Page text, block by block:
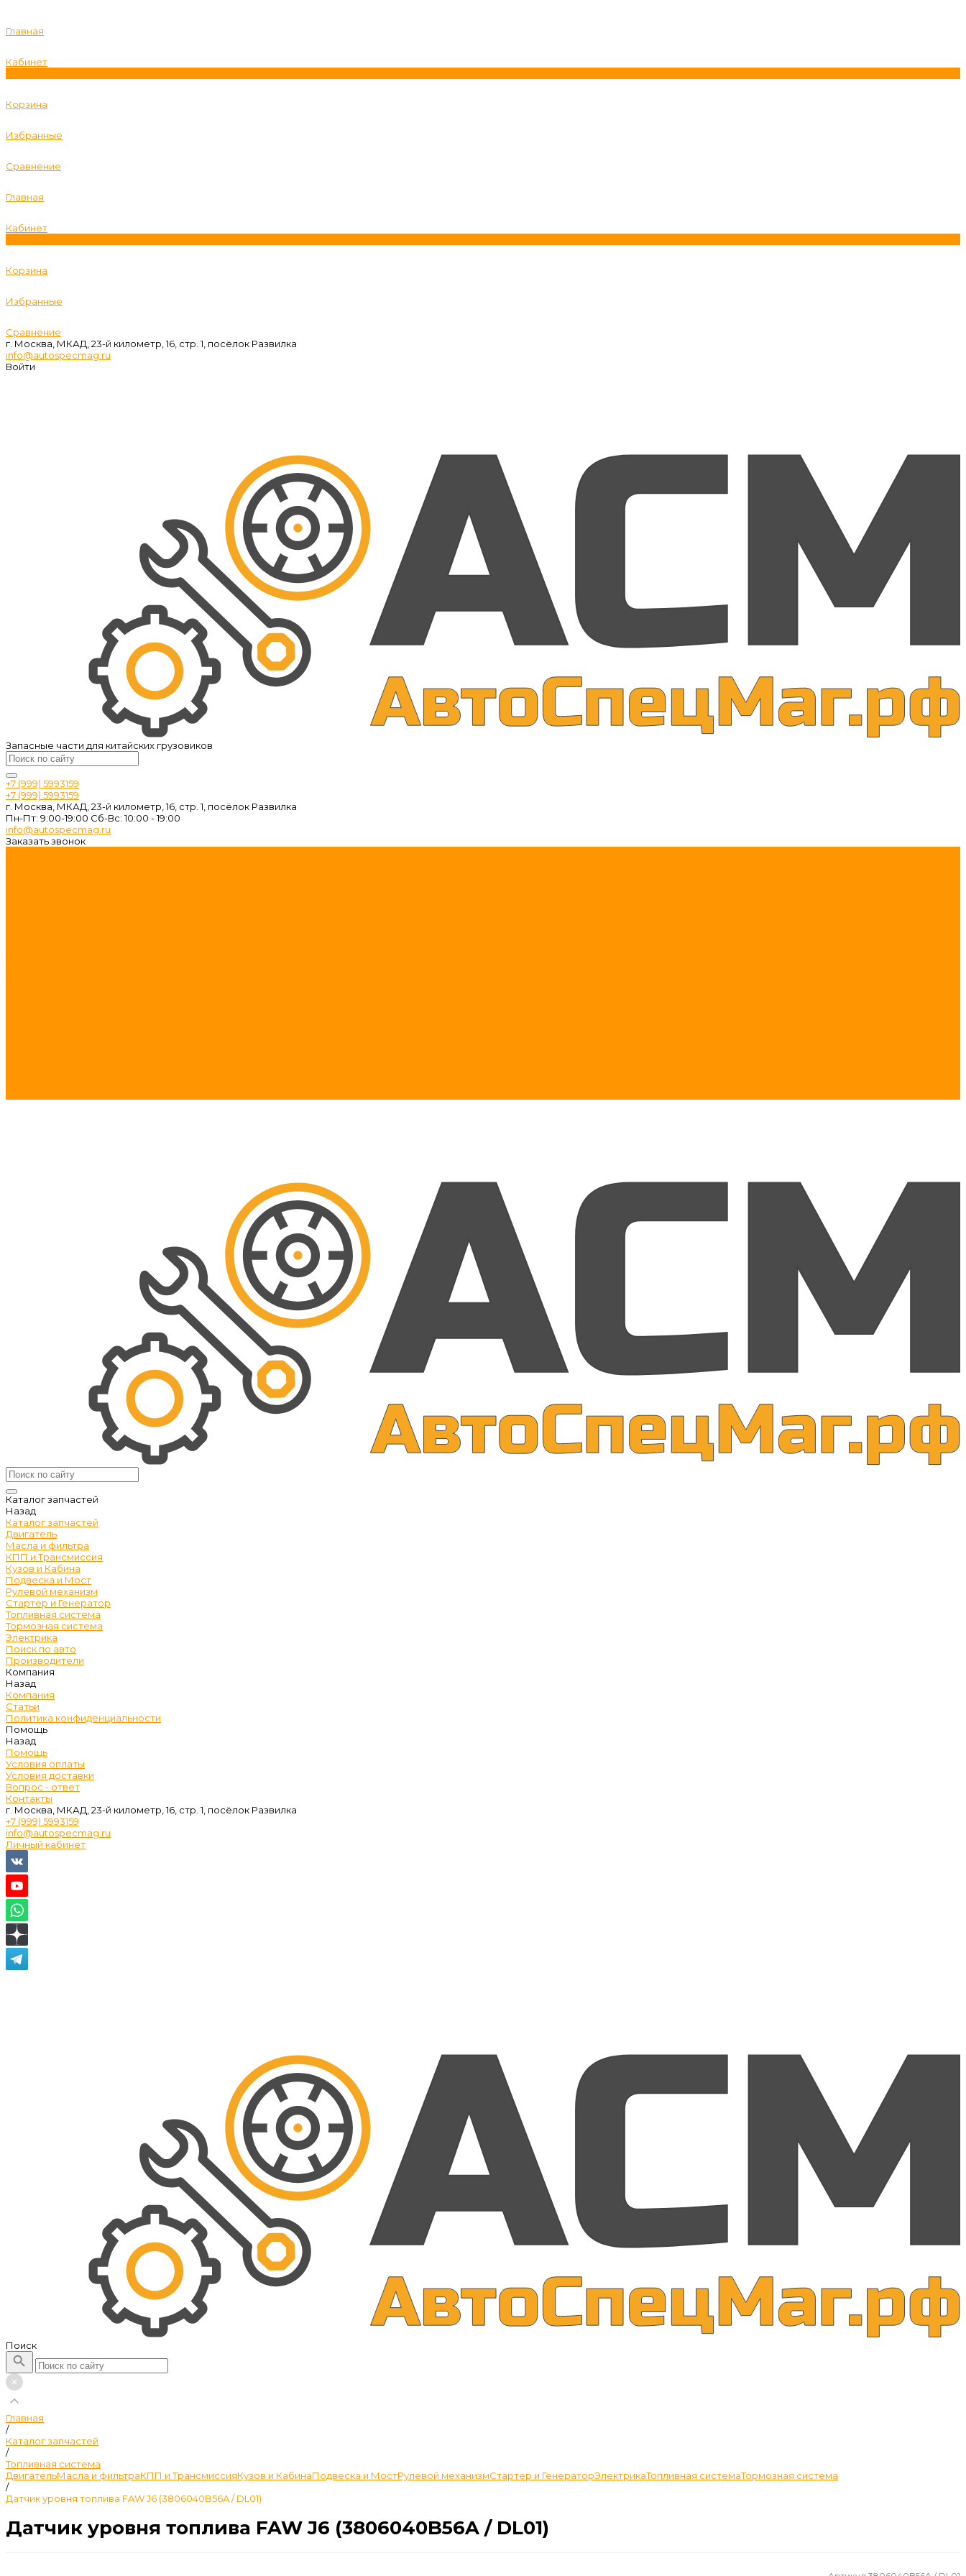
Главная
Кабинет
Корзина
Избранные
Сравнение
Главная
Кабинет
Корзина
Избранные
Сравнение
г. Москва, МКАД, 23-й километр, 16, стр. 1, посёлок Развилка
info@autospecmag.ru
Войти
Запасные части для китайских грузовиков
+7 (999) 5993159
+7 (999) 5993159
г. Москва, МКАД, 23-й километр, 16, стр. 1, посёлок Развилка
Пн-Пт: 9:00-19:00 Cб-Вс: 10:00 - 19:00
info@autospecmag.ru
Заказать звонок
Каталог запчастей
Назад
Каталог запчастей
Двигатель
Масла и фильтра
КПП и Трансмиссия
Кузов и Кабина
Подвеска и Мост
Рулевой механизм
Стартер и Генератор
Топливная система
Тормозная система
Электрика
Поиск по авто
Производители
Компания
Назад
Компания
Статьи
Политика конфиденциальности
Помощь
Назад
Помощь
Условия оплаты
Условия доставки
Вопрос - ответ
Контакты
г. Москва, МКАД, 23-й километр, 16, стр. 1, посёлок Развилка
+7 (999) 5993159
info@autospecmag.ru
Личный кабинет
Поиск
Главная
/
Каталог запчастей
/
Топливная система
ДвигательМасла и фильтраКПП и ТрансмиссияКузов и КабинаПодвеска и МостРулевой механизмСтартер и ГенераторЭлектрикаТопливная системаТормозная система
/
Датчик уровня топлива FAW J6 (3806040B56A / DL01)
Датчик уровня топлива FAW J6 (3806040B56A / DL01)